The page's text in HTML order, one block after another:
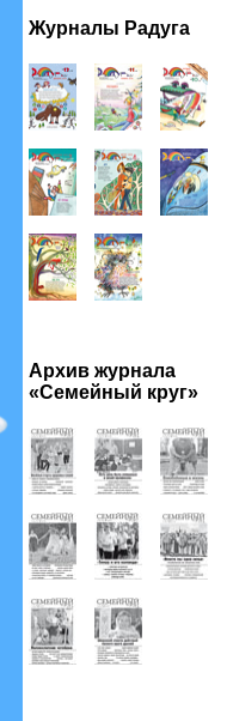
Журналы Радуга
Архив журнала
«Семейный круг»